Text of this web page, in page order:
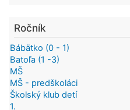
Ročník
Bábätko (0 - 1)
Batoľa (1 -3)
MŠ
MŠ - predškoláci
Školský klub detí
1.